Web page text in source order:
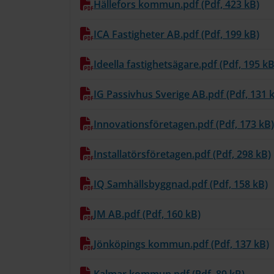
Hällefors kommun.pdf (Pdf, 423 kB)
ICA Fastigheter AB.pdf (Pdf, 199 kB)
Ideella fastighetsägare.pdf (Pdf, 195
IG Passivhus Sverige AB.pdf (Pdf, 131
Innovationsföretagen.pdf (Pdf, 173 kB)
Installatörsföretagen.pdf (Pdf, 298 kB)
IQ Samhällsbyggnad.pdf (Pdf, 158 kB)
JM AB.pdf (Pdf, 160 kB)
Jönköpings kommun.pdf (Pdf, 137 kB)